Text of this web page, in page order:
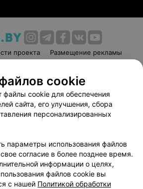
проекта
Размещение рекламы
соглашение
Способы оплаты
Партнеры
руководителю 103.by
персональных данных
cookie
файлы cookie для обеспечения
сайта, его улучшения, сбора
персонализированных
параметры использования файлов
согласие в более позднее время.
информации о целях,
файлов cookie вы
с нашей Политикой обработки